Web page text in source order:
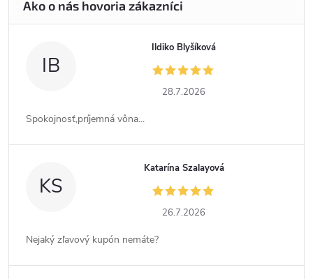
IB
Ildiko Blyšíková
28.7.2026
Spokojnosť,príjemná vôna...
KS
Katarína Szalayová
26.7.2026
Nejaký zľavový kupón nemáte?